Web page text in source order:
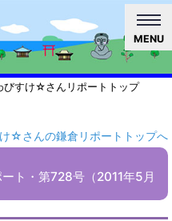
MENU
びすけ☆さんリポートトップ
☆さんの鎌倉リポートトップへ
ト・第728号（2011年5月